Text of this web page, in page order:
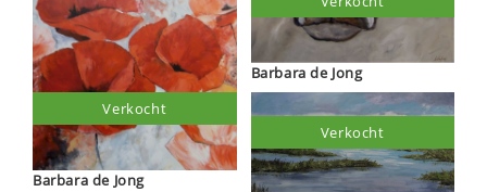
Barbara de Jong
Verkocht
Barbara de Jong
Verkocht